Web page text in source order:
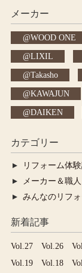
メーカー
WOOD ONE
LIXIL
Takasho
KAWAJUN
DAIKEN
カテゴリー
リフォーム体
メーカー＆職
みんなのリフ
新着記事
Vol.27 Vol.26
Vol.19
Vol.18